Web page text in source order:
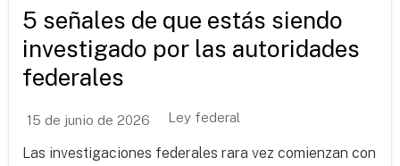
5 señales de que estás siendo
investigado por las autoridades
federales
15 de junio de 2026 Ley federal
Las investigaciones federales rara vez comienzan con